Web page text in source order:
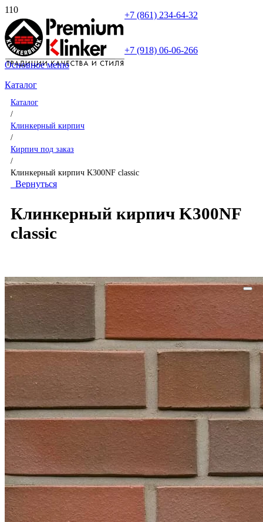
+7 (861) 234-64-32
+7 (918) 06-06-266
Основное меню
Каталог
Каталог
/
Клинкерный кирпич
/
Кирпич под заказ
/
Клинкерный кирпич K300NF classic
Вернуться
Клинкерный кирпич K300NF
classic